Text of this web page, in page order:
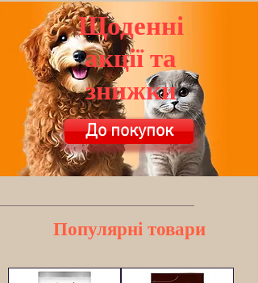
Щоденні
акції та
знижки
До покупок
Популярні товари